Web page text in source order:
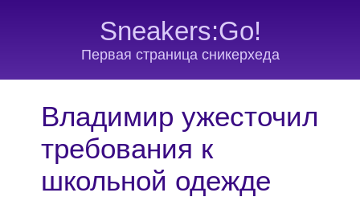
Sneakers:Go!
Первая страница сникерхеда
Владимир ужесточил
требования к
школьной одежде